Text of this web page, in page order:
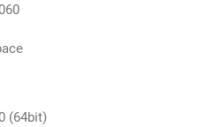
(64bit)